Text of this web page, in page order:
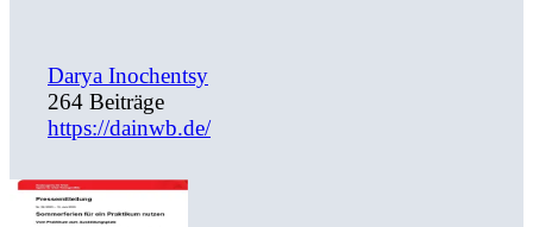
Darya Inochentsy
264 Beiträge
https://dainwb.de/